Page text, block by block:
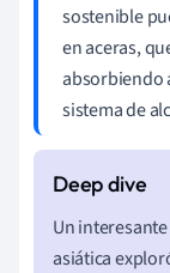
sostenible
en aceras,
absorbiendo
sistema de
Un
asiática